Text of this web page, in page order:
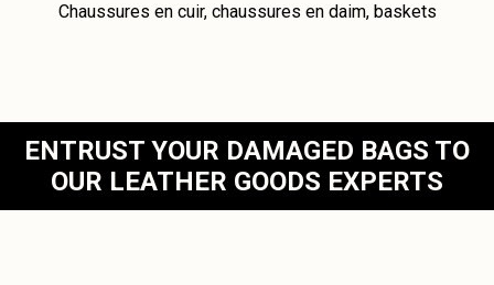
Chaussures en cuir, chaussures en daim, baskets
ENTRUST YOUR DAMAGED BAGS TO
OUR LEATHER GOODS EXPERTS